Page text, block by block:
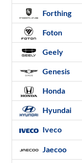
Forthing
Foton
Geely
Genesis
Honda
Hyundai
Iveco
Jaecoo